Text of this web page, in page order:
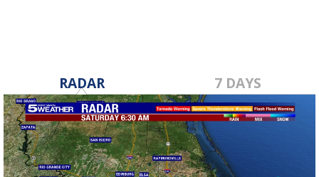
RADAR 7 DAYS